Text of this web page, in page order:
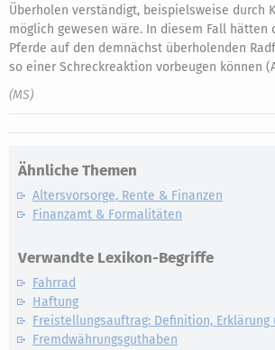
Überholen verständigt, beispielsweise durch
möglich gewesen wäre. In diesem Fall hätten
Pferde auf den demnächst überholenden
so einer Schreckreaktion vorbeugen können
(MS)
Ähnliche Themen
Altersvorsorge, Rente & Finanzen
Finanzamt & Formalitäten
Verwandte Lexikon-Begriffe
Fahrrad
Haftung
Freistellungsauftrag: Definition, Erklärung
Fremdwährungsguthaben